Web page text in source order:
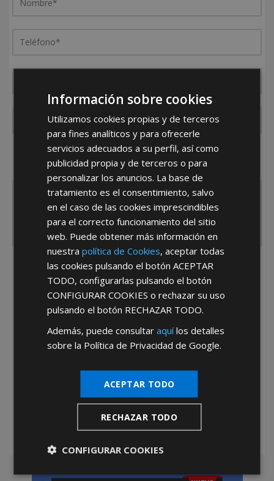
¿De dónde es la empresa?
España
Portugal Otros
He leído y acepto laPolítica de Privacidad
*Abstenerse particulares, sólo venta a tiendas y empresas minoristas y
Información sobre cookies
Utilizamos cookies propias y de terceros
para fines analíticos y para ofrecerle
servicios adecuados a su perfil, así como
publicidad propia y de terceros o para
personalizar los anuncios. La base de
tratamiento es el consentimiento, salvo
en el caso de las cookies imprescindibles
para el correcto funcionamiento del sitio
web. Puede obtener más información en
nuestrapolítica de Cookies, aceptar todas
las cookies pulsando el botónACEPTAR
TODO, configurarlas pulsando el botón
CONFIGURAR COOKIES o rechazar su uso
pulsando el botón RECHAZAR TODO.
Además, puede consultaraquílos detalles
sobre la Política de Privacidad de Google.
ACEPTAR TODO
RECHAZAR TODO
CONFIGURAR COOKIES